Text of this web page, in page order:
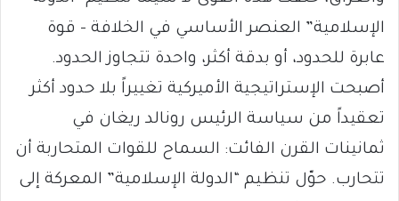
الإسلامية” العنصر الأساسي في الخلافة – قوة
عابرة للحدود، أو بدقة أكثر، واحدة تتجاوز الحدود.
أصبحت الإستراتيجية الأميركية تغييراً بلا حدود أكثر
تعقيداً من سياسة الرئيس رونالد ريغان في
ثمانينات القرن الفائت: السماح للقوات المتحاربة أن
تتحارب. حوّل تنظيم “الدولة الإسلامية” المعركة إلى